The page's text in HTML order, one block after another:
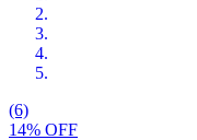
(6)
14% OFF